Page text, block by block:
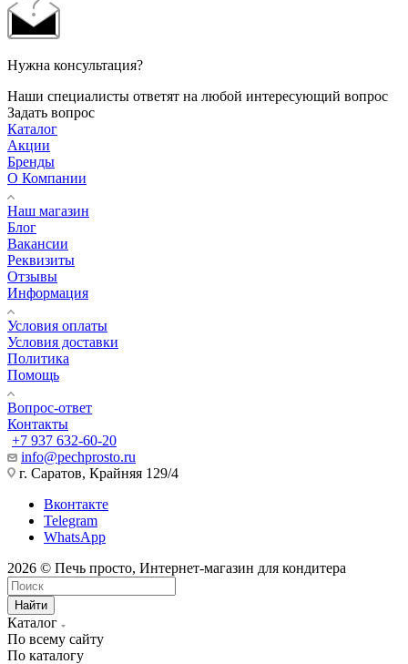
Нужна консультация?
Наши специалисты ответят на любой интересующий вопрос
Задать вопрос
Каталог
Акции
Бренды
О Компании
Наш магазин
Блог
Вакансии
Реквизиты
Отзывы
Информация
Условия оплаты
Условия доставки
Политика
Помощь
Вопрос-ответ
Контакты
+7 937 632-60-20
info@pechprosto.ru
г. Саратов, Крайняя 129/4
Вконтакте
Telegram
WhatsApp
2026 © Печь просто, Интернет-магазин для кондитера
Найти
Каталог
По всему сайту
По каталогу